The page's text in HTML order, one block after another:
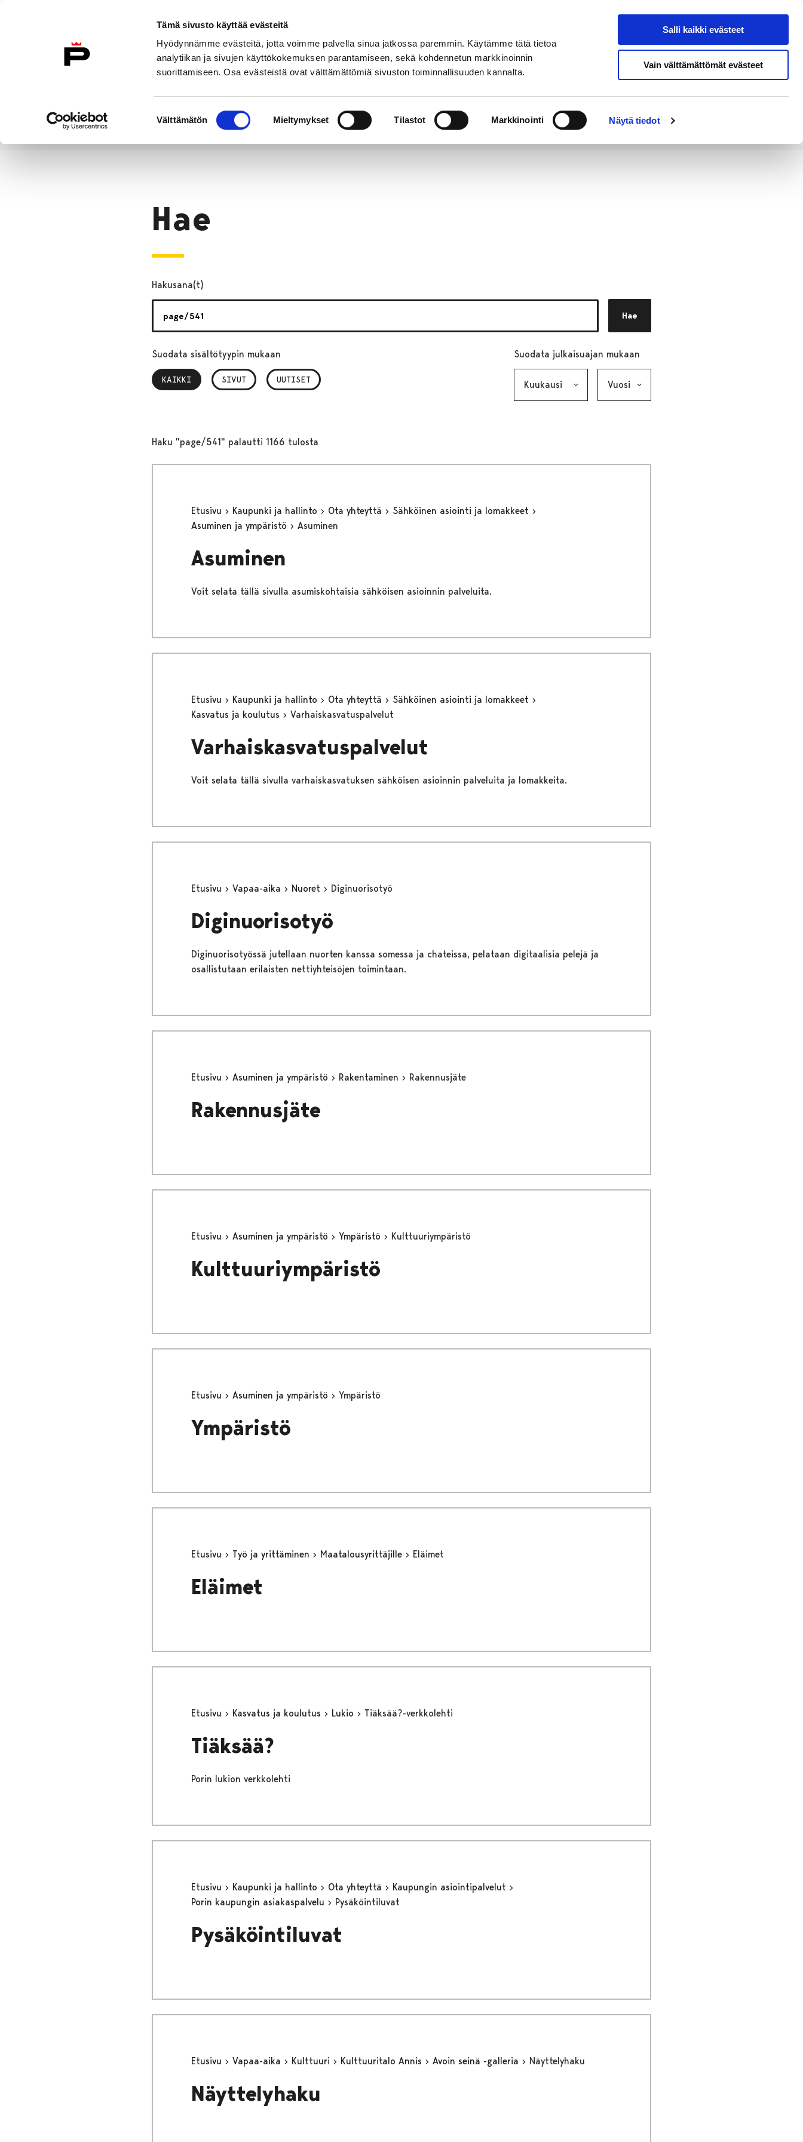
Tämä sivusto käyttää evästeitä
Hyödynnämme evästeitä, jotta voimme palvella sinua jatkossa paremmin. Käytämme tätä tietoa
analytiikan ja sivujen käyttökokemuksen parantamiseen, sekä kohdennetun markkinoinnin
suorittamiseen. Osa evästeistä ovat välttämättömiä sivuston toiminnallisuuden kannalta.
valinta
Välttämätön Mieltymykset Tilastot Markkinointi Näytä tiedot
Salli kaikki evästeet
Vain välttämättömät evästeet
Etusivulle
Hae sivustolta
Etusivu
Hae
Hakusana(t)
Hae
Suodata sisältötyypin mukaan
KAIKKI
, VALITTU SIVUT UUTISET
Suodata julkaisuajan mukaan
Haku "page/541" palautti 1166 tulosta
Etusivu Kaupunki ja hallinto Ota yhteyttä
Sähköinen asiointi ja lomakkeet
Asuminen ja ympäristö
Asuminen
Asuminen
Voit selata tällä sivulla asumiskohtaisia sähköisen asioinnin palveluita.
Etusivu Kaupunki ja hallinto Ota yhteyttä
Sähköinen asiointi ja lomakkeet
Kasvatus ja koulutus
Varhaiskasvatuspalvelut
Varhaiskasvatuspalvelut
Voit selata tällä sivulla varhaiskasvatuksen sähköisen asioinnin palveluita ja lomakkeita.
Etusivu Vapaa-aika Nuoret Diginuorisotyö
Diginuorisotyö
Diginuorisotyössä jutellaan nuorten kanssa somessa ja chateissa, pelataan digitaalisia pelejä ja
osallistutaan erilaisten nettiyhteisöjen toimintaan.
Etusivu Asuminen ja ympäristö Rakentaminen Rakennusjäte
Rakennusjäte
Etusivu Asuminen ja ympäristö Ympäristö Kulttuuriympäristö
Kulttuuriympäristö
Etusivu Asuminen ja ympäristö Ympäristö
Ympäristö
Etusivu Työ ja yrittäminen Maatalousyrittäjille Eläimet
Eläimet
Etusivu Kasvatus ja koulutus Lukio Tiäksää?-verkkolehti
Tiäksää?
Porin lukion verkkolehti
Etusivu Kaupunki ja hallinto Ota yhteyttä
Kaupungin asiointipalvelut
Porin kaupungin asiakaspalvelu
Pysäköintiluvat
Pysäköintiluvat
Etusivu Vapaa-aika Kulttuuri Kulttuuritalo Annis Avoin seinä -galleria Näyttelyhaku
Näyttelyhaku